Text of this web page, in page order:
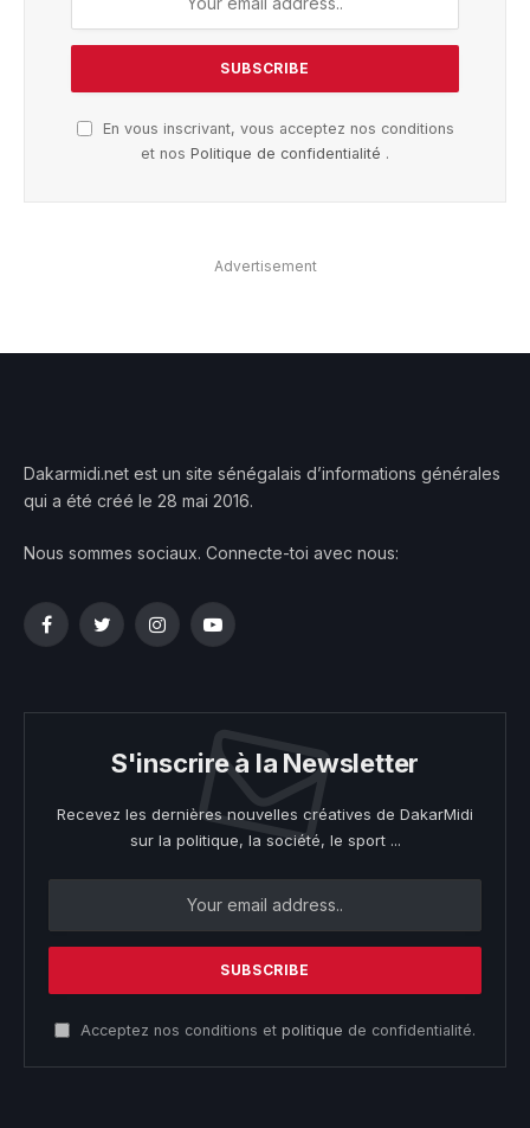
En vous inscrivant, vous acceptez nos conditions
et nos Politique de confidentialité .
Advertisement
Dakarmidi.net est un site sénégalais d’informations générales
qui a été créé le 28 mai 2016.
Nous sommes sociaux. Connecte-toi avec nous:
FacebookTwitterInstagramYouTube
S'inscrire à la Newsletter
Recevez les dernières nouvelles créatives de DakarMidi
sur la politique, la société, le sport ...
Acceptez nos conditions et politique de confidentialité.